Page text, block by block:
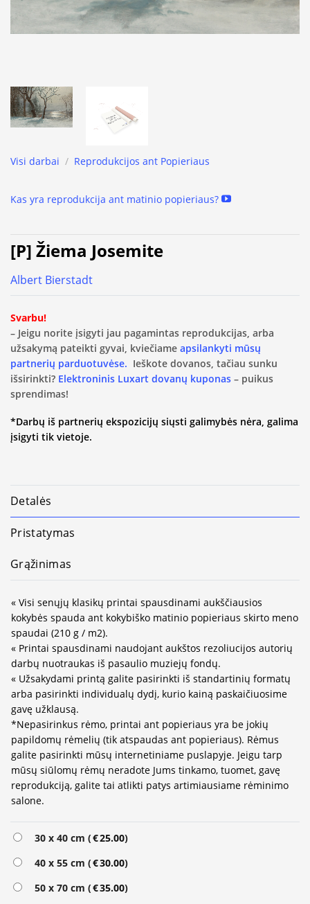
Visi darbai / Reprodukcijos ant Popieriaus
Kas yra reprodukcija ant matinio popieriaus?
[P] Žiema Josemite
Albert Bierstadt
Svarbu!
– Jeigu norite įsigyti jau pagamintas reprodukcijas, arba
užsakymą pateikti gyvai, kviečiame apsilankyti mūsų
partnerių parduotuvėse. Ieškote dovanos, tačiau sunku
išsirinkti? Elektroninis Luxart dovanų kuponas – puikus
sprendimas!
*Darbų iš partnerių ekspozicijų siųsti galimybės nėra, galima
įsigyti tik vietoje.
Detalės
Pristatymas
Grąžinimas
« Visi senųjų klasikų printai spausdinami aukščiausios
kokybės spauda ant kokybiško matinio popieriaus skirto meno
spaudai (210 g / m2).
« Printai spausdinami naudojant aukštos rezoliucijos autorių
darbų nuotraukas iš pasaulio muziejų fondų.
« Užsakydami printą galite pasirinkti iš standartinių formatų
arba pasirinkti individualų dydį, kurio kainą paskaičiuosime
gavę užklausą.
*Nepasirinkus rėmo, printai ant popieriaus yra be jokių
papildomų rėmelių (tik atspaudas ant popieriaus). Rėmus
galite pasirinkti mūsų internetiniame puslapyje. Jeigu tarp
mūsų siūlomų rėmų neradote Jums tinkamo, tuomet, gavę
reprodukciją, galite tai atlikti patys artimiausiame rėminimo
salone.
30 x 40 cm (€25.00)
40 x 55 cm (€30.00)
50 x 70 cm (€35.00)
Alternative: